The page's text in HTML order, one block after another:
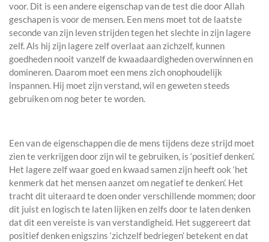
voor. Dit is een andere eigenschap van de test die door Allah
geschapen is voor de mensen. Een mens moet tot de laatste
seconde van zijn leven strijden tegen het slechte in zijn lagere
zelf. Als hij zijn lagere zelf overlaat aan zichzelf, kunnen
goedheden nooit vanzelf de kwaadaardigheden overwinnen en
domineren. Daarom moet een mens zich onophoudelijk
inspannen. Hij moet zijn verstand, wil en geweten steeds
gebruiken om nog beter te worden.
Een van de eigenschappen die de mens tijdens deze strijd moet
zien te verkrijgen door zijn wil te gebruiken, is ‘positief denken’.
Het lagere zelf waar goed en kwaad samen zijn heeft ook ‘het
kenmerk dat het mensen aanzet om negatief te denken’. Het
tracht dit uiteraard te doen onder verschillende mommen; door
dit juist en logisch te laten lijken en zelfs door te laten denken
dat dit een vereiste is van verstandigheid. Het suggereert dat
positief denken enigszins ‘zichzelf bedriegen’ betekent en dat